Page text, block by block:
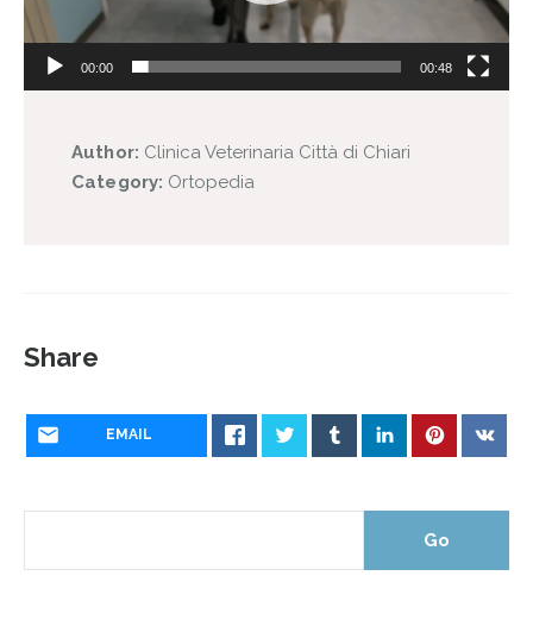
00:00 00:48
Author: Clinica Veterinaria Città di Chiari
Category: Ortopedia
Share
EMAIL